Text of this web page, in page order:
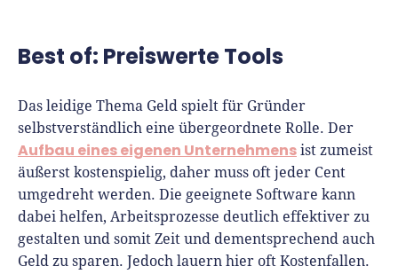
Best of: Preiswerte Tools
Das leidige Thema Geld spielt für Gründer
selbstverständlich eine übergeordnete Rolle. Der
Aufbau eines eigenen Unternehmens ist zumeist
äußerst kostenspielig, daher muss oft jeder Cent
umgedreht werden. Die geeignete Software kann
dabei helfen, Arbeitsprozesse deutlich effektiver zu
gestalten und somit Zeit und dementsprechend auch
Geld zu sparen. Jedoch lauern hier oft Kostenfallen.